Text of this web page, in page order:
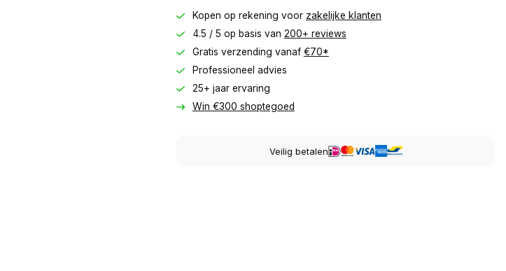
Kopen op rekening voor zakelijke klanten
4.5 / 5 op basis van 200+ reviews
Gratis verzending vanaf €70*
Professioneel advies
25+ jaar ervaring
Win €300 shoptegoed
Veilig betalen